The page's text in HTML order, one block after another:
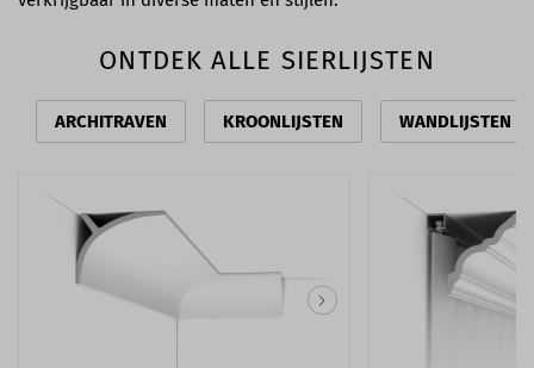
ONTDEK ALLE SIERLIJSTEN
ARCHITRAVEN KROONLIJSTEN WANDLIJSTEN